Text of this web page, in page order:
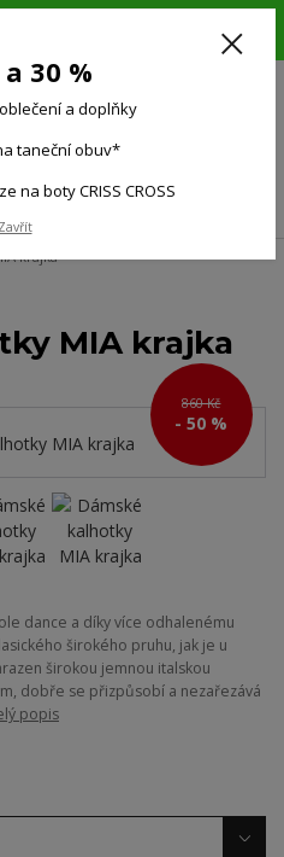
na všechno oblečení a doplňky !!!
krajka
MIA krajka
860 Kč
- 50 %
dance a díky více odhalenému
širokého pruhu, jak je u
širokou jemnou italskou
dobře se přizpůsobí a nezařezává
popis
30 %
a doplňky
taneční obuv*
na boty CRISS CROSS
Zavřít